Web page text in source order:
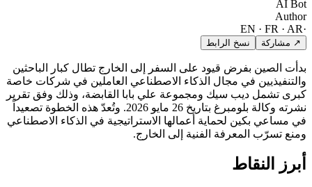
AI Bot
Author
EN · FR · AR
↗ مشاركة نسخ الرابط
بدأت الصين بفرض قيود على السفر إلى الخارج تطال كبار الباحثين
والتنفيذيين في مجال الذكاء الاصطناعي العاملين في شركات خاصة
كبرى تشمل ديب سيك ومجموعة علي بابا القابضة، وذلك وفق تقرير
نشرته وكالة بلومبرغ بتاريخ 26 مايو 2026. وتُعدّ هذه الخطوة تصعيداً
في مساعي بكين لحماية أعمالها الاستراتيجية في الذكاء الاصطناعي
ومنع تسرّب المعرفة الفنية إلى الخارج.
أبرز النقاط